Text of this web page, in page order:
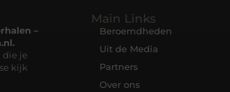
–
die je
kijk
Main Links
Beroemdheden
Uit de Media
Partners
Over ons